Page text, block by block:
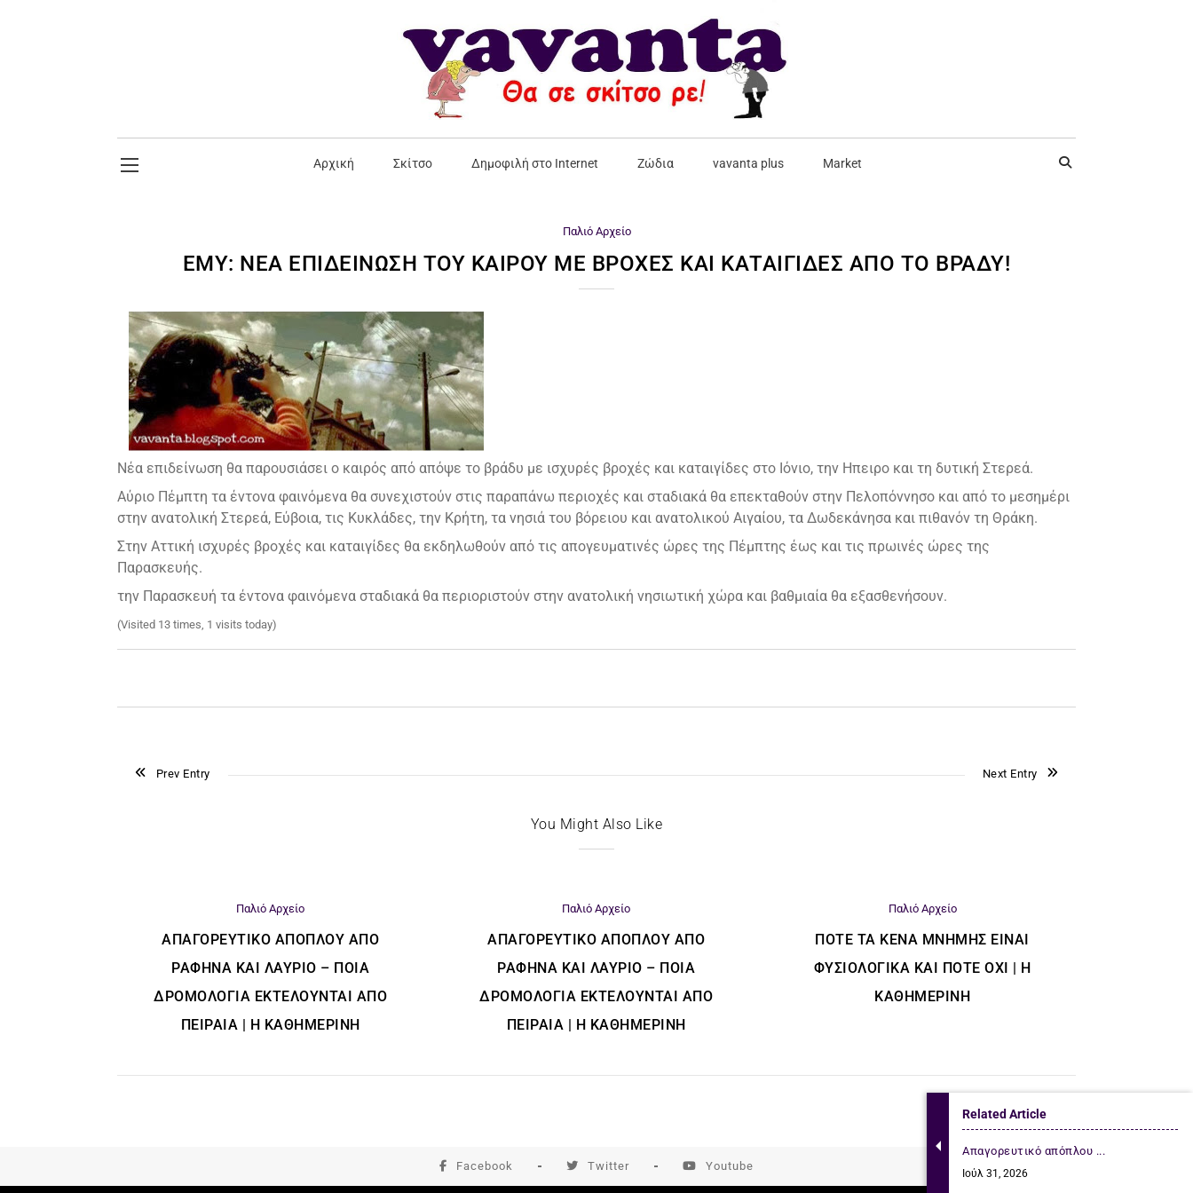
Αρχική Σκίτσο Δημοφιλή στο Internet Ζώδια vavanta plus Market
Παλιό Αρχείο
ΕΜΥ: ΝΈΑ ΕΠΙΔΕΊΝΩΣΗ ΤΟΥ ΚΑΙΡΟΎ ΜΕ ΒΡΟΧΈΣ ΚΑΙ ΚΑΤΑΙΓΊΔΕΣ ΑΠΌ ΤΟ ΒΡΆΔΥ!
Νέα επιδείνωση θα παρουσιάσει ο καιρός από απόψε το βράδυ με ισχυρές βροχές και καταιγίδες στο Ιόνιο, την Ηπειρο και τη δυτική Στερεά.
Αύριο Πέμπτη τα έντονα φαινόμενα θα συνεχιστούν στις παραπάνω περιοχές και σταδιακά θα επεκταθούν στην Πελοπόννησο και από το μεσημέρι
στην ανατολική Στερεά, Εύβοια, τις Κυκλάδες, την Κρήτη, τα νησιά του βόρειου και ανατολικού Αιγαίου, τα Δωδεκάνησα και πιθανόν τη Θράκη.
Στην Αττική ισχυρές βροχές και καταιγίδες θα εκδηλωθούν από τις απογευματινές ώρες της Πέμπτης έως και τις πρωινές ώρες της
Παρασκευής.
την Παρασκευή τα έντονα φαινόμενα σταδιακά θα περιοριστούν στην ανατολική νησιωτική χώρα και βαθμιαία θα εξασθενήσουν.
(Visited 13 times, 1 visits today)
Prev Entry Next Entry
Related Article
Απαγορευτικό απόπλου ...
Ιούλ 31, 2026
You Might Also Like
Παλιό Αρχείο
ΑΠΑΓΟΡΕΥΤΙΚΌ ΑΠΌΠΛΟΥ ΑΠΌ
ΡΑΦΉΝΑ ΚΑΙ ΛΑΎΡΙΟ – ΠΟΙΑ
ΔΡΟΜΟΛΌΓΙΑ ΕΚΤΕΛΟΎΝΤΑΙ ΑΠΌ
ΠΕΙΡΑΙΆ | Η ΚΑΘΗΜΕΡΙΝΗ
Παλιό Αρχείο
ΑΠΑΓΟΡΕΥΤΙΚΌ ΑΠΌΠΛΟΥ ΑΠΌ
ΡΑΦΉΝΑ ΚΑΙ ΛΑΎΡΙΟ – ΠΟΙΑ
ΔΡΟΜΟΛΌΓΙΑ ΕΚΤΕΛΟΎΝΤΑΙ ΑΠΌ
ΠΕΙΡΑΙΆ | Η ΚΑΘΗΜΕΡΙΝΗ
Παλιό Αρχείο
ΠΌΤΕ ΤΑ ΚΕΝΆ ΜΝΉΜΗΣ ΕΊΝΑΙ
ΦΥΣΙΟΛΟΓΙΚΆ ΚΑΙ ΠΌΤΕ ΌΧΙ | Η
ΚΑΘΗΜΕΡΙΝΗ
Facebook Twitter Youtube